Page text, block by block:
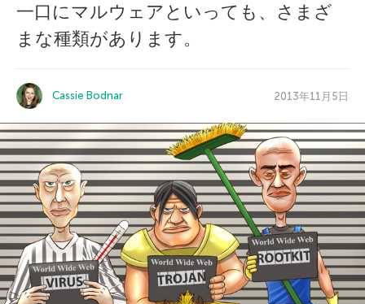
一口にマルウェアといっても、さまざ
まな種類があります。
Cassie Bodnar 2013年11月5日